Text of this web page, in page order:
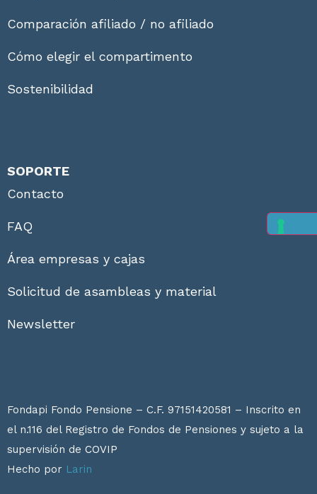
Comparación afiliado / no afiliado
Cómo elegir el compartimento
Sostenibilidad
SOPORTE
Contacto
FAQ
Área empresas y cajas
Solicitud de asambleas y material
Newsletter
Fondapi Fondo Pensione – C.F. 97151420581 – Inscrito en
el n.116 del Registro de Fondos de Pensiones y sujeto a la
supervisión de COVIP
Hecho por Larin